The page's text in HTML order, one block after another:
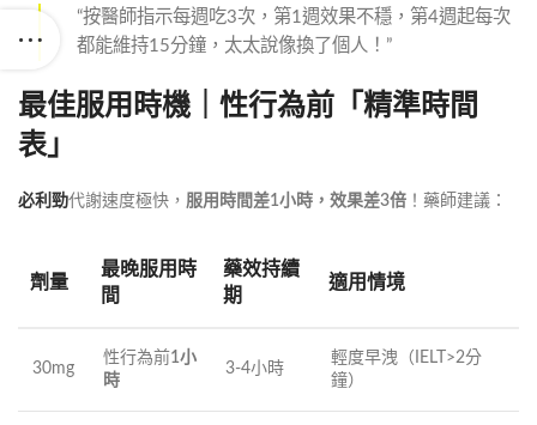
“按醫師指示每週吃3次，第1週效果不穩，第4週起每次
都能維持15分鐘，太太說像換了個人！”
最佳服用時機｜性行為前「精準時間
表」
必利勁代謝速度極快， 服用時間差1小時，效果差3倍 ！藥師建議：
劑量
最晚服用時
間
藥效持續
期
適用情境
30mg
性行為前1小
時
3-4小時
輕度早洩（IELT>2分
鐘）